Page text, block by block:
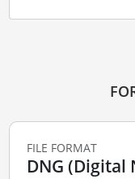
FILE FORMAT
DNG (Digital